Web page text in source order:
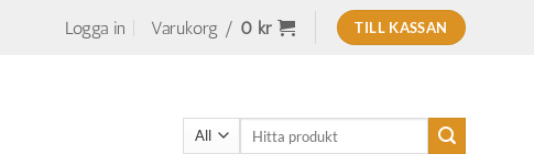
Logga in Varukorg / 0 kr TILL KASSAN